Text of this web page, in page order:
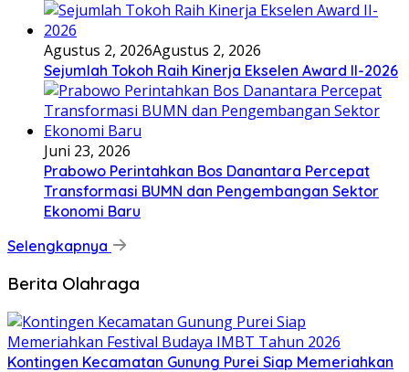
Agustus 2, 2026Agustus 2, 2026
Sejumlah Tokoh Raih Kinerja Ekselen Award II-2026
Juni 23, 2026
Prabowo Perintahkan Bos Danantara Percepat
Transformasi BUMN dan Pengembangan Sektor
Ekonomi Baru
Selengkapnya
Berita Olahraga
Kontingen Kecamatan Gunung Purei Siap Memeriahkan